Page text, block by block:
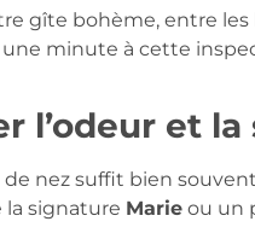
gîte bohème, entre
minute à cette
l’odeur et
nez suffit bien
la signature Marieou un